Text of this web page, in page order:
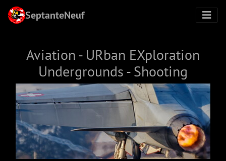
SeptanteNeuf
Aviation - URban EXploration
Undergrounds - Shooting